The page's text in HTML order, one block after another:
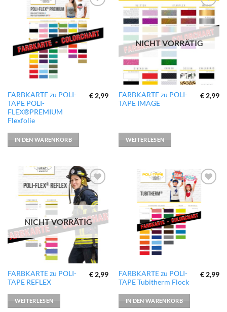
zur
Wunschliste
hinzufügen
FARBKARTE zu POLI-
TAPE POLI-
FLEX®PREMIUM
Flexfolie
€2,99
IN DEN WARENKORB
Wunschliste
hinzufügen
NICHT VORRÄTIG
FARBKARTE zu POLI-
TAPE IMAGE
€2,99
WEITERLESEN
zur
Wunschliste
hinzufügen
NICHT VORRÄTIG
FARBKARTE zu POLI-
TAPE REFLEX
€ 2,99
WEITERLESEN
zur
Wunschliste
hinzufügen
FARBKARTE zu POLI-
TAPE Tubitherm Flock
€ 2,99
IN DEN WARENKORB